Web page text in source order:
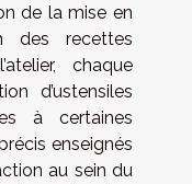
de la mise en
des recettes
chaque
d’ustensiles
à certaines
enseignés
au sein du